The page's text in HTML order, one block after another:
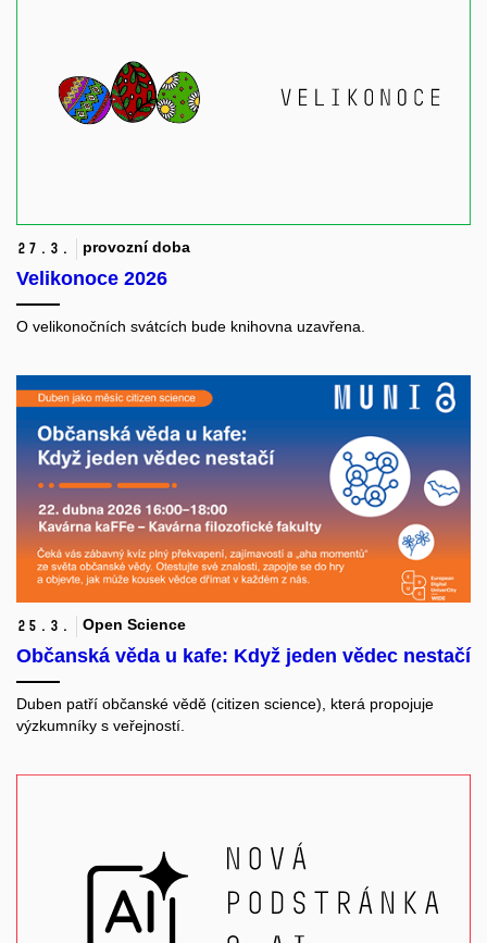
27. 3. provozní doba
Velikonoce 2026
O velikonočních svátcích bude knihovna uzavřena.​
25. 3. Open Science
Občanská věda u kafe: Když jeden vědec nestačí
Duben patří občanské vědě (citizen science), která propojuje
výzkumníky s veřejností.